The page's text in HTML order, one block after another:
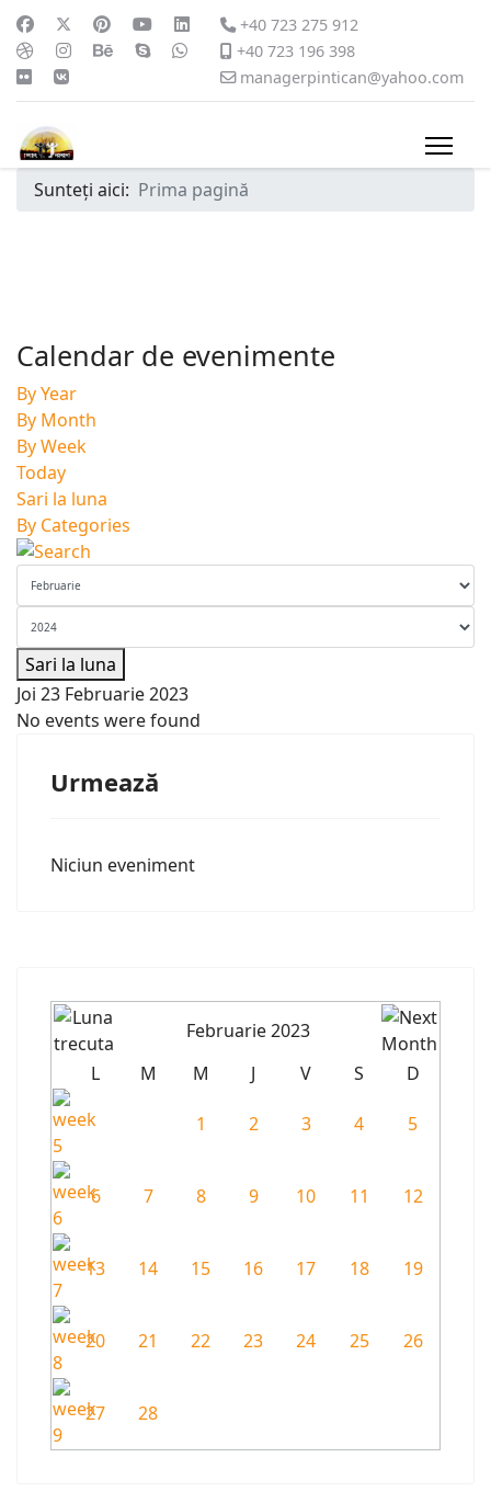
+40 723 275 912
+40 723 196 398
managerpintican@yahoo.com
Sunteți aici: Prima pagină
Calendar de evenimente
By Year
By Month
By Week
Today
Sari la luna
By Categories
Sari la luna
Joi 23 Februarie 2023
No events were found
Urmează
Niciun eveniment
Februarie 2023
L
M M J V S D
1 2 3 4 5
6 7 8 9 10 11 12
13 14 15 16 17 18 19
20 21 22 23 24 25 26
27 28